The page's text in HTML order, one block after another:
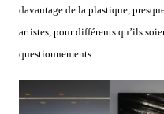
davantage de la plastique,
artistes, pour différents qu’ils
questionnements.